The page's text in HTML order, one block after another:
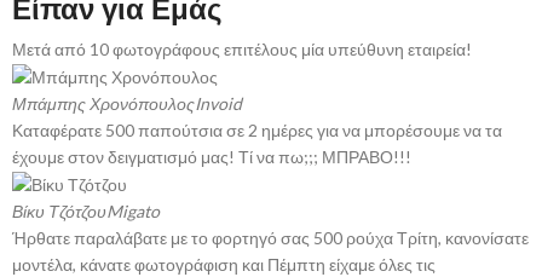
Είπαν για Εμάς
Μετά από 10 φωτογράφους επιτέλους μία υπεύθυνη εταιρεία!
Μπάμπης ΧρονόπουλοςInvoid
Καταφέρατε 500 παπούτσια σε 2 ημέρες για να μπορέσουμε να τα
έχουμε στον δειγματισμό μας! Τί να πω;;; ΜΠΡΑΒΟ!!!
Βίκυ ΤζότζουMigato
Ήρθατε παραλάβατε με το φορτηγό σας 500 ρούχα Τρίτη, κανονίσατε
μοντέλα, κάνατε φωτογράφιση και Πέμπτη είχαμε όλες τις